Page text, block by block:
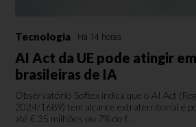
Tecnologia Há 14 horas
AI Act da UE pode atingir
brasileiras de IA
Observatório Softex indica que o AI Act
2024/1689) tem alcance extraterritorial e
até € 35 milhões ou 7% do f...